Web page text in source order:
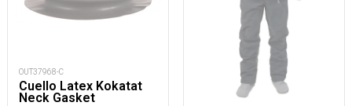
OUT37968-C
Cuello Latex Kokatat
Neck Gasket